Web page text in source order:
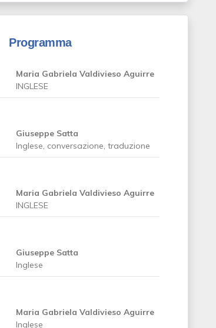
Programma
Maria Gabriela Valdivieso Aguirre
INGLESE
Giuseppe Satta
Inglese, conversazione, traduzione
Maria Gabriela Valdivieso Aguirre
INGLESE
Giuseppe Satta
Inglese
Maria Gabriela Valdivieso Aguirre
Inglese